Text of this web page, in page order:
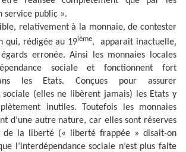
service public ».
relativement à la monnaie, de contester
qui, rédigée au 19ième,
apparait inactuelle,
erronée. Ainsi les monnaies locales
sociale et fonctionnent fort
les Etats. Conçues pour assurer
sociale (elles ne libèrent jamais) les Etats y
inutiles. Toutefois les monnaies
d’une autre nature, car elles sont réserves
de la liberté (« liberté frappée » disait-on
l’interdépendance sociale n’est plus faite